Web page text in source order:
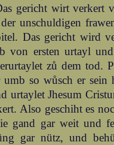
gericht wirt verkert
unschuldigen
Das gericht wird
von ersten urtayl
zů dem tod.
so wůsch er sein
urtaylet Jhesum
Also geschiht es
gand gar weit und
gar nütz, und